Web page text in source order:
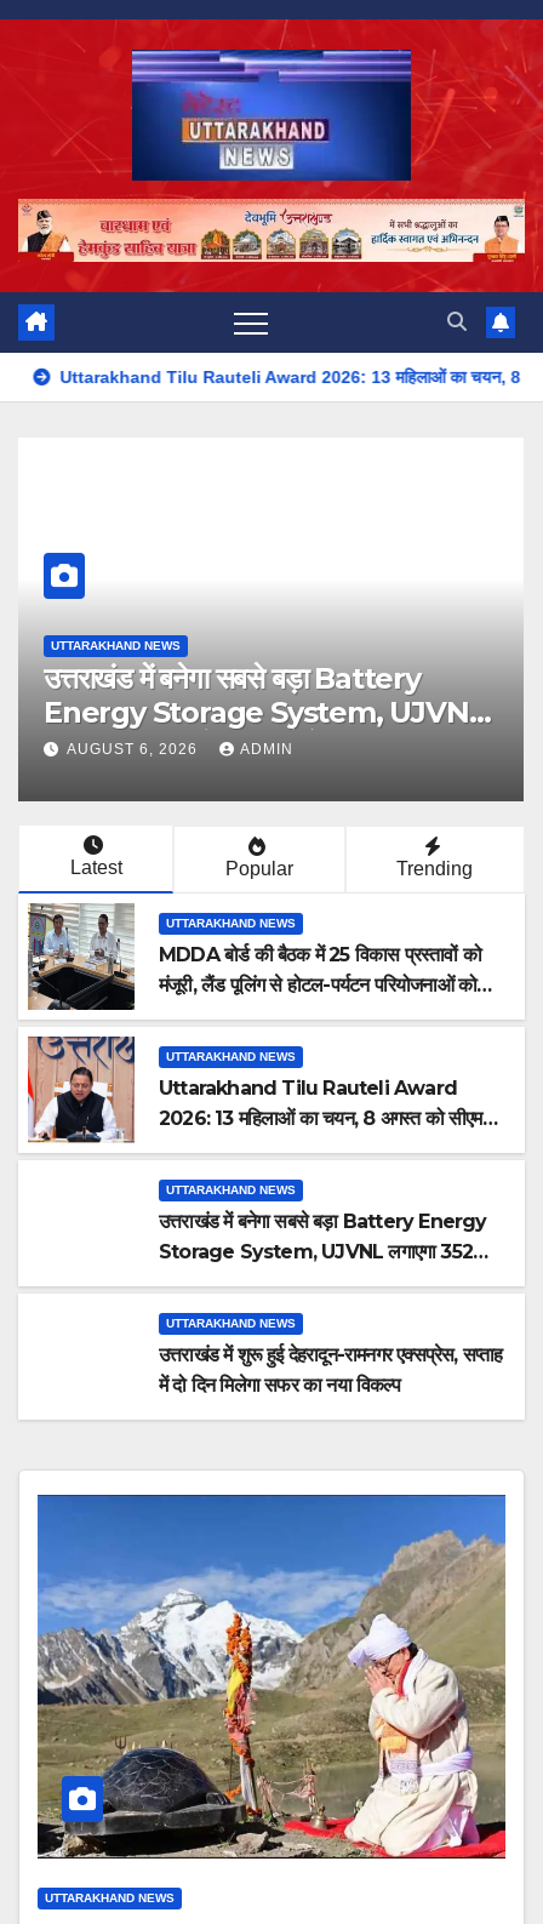
Skip
Rauteli Award 2026: 13 महिलाओं का चयन, 8 अगस्त को सीएम धामी करेंगे
UTTARAKHAND NEWS
उत्तराखंड में बनेगा सबसे बड़ा Battery
Energy Storage System, UJVNL
लगाएगा 352 करोड़ का प्रोजेक्ट
AUGUST 6, 2026 ADMIN
Latest Popular Trending
UTTARAKHAND NEWS
MDDA बोर्ड की बैठक में 25 विकास प्रस्तावों को
मंजूरी, लैंड पूलिंग से होटल-पर्यटन परियोजनाओं को
मिलेगी रफ्तार
UTTARAKHAND NEWS
Uttarakhand Tilu Rauteli Award
2026: 13 महिलाओं का चयन, 8 अगस्त को सीएम
धामी करेंगे सम्मानित
UTTARAKHAND NEWS
उत्तराखंड में बनेगा सबसे बड़ा Battery Energy
Storage System, UJVNL लगाएगा 352
करोड़ का प्रोजेक्ट
UTTARAKHAND NEWS
उत्तराखंड में शुरू हुई देहरादून-रामनगर एक्सप्रेस, सप्ताह
में दो दिन मिलेगा सफर का नया विकल्प
UTTARAKHAND NEWS